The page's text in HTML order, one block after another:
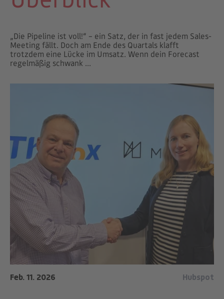
„Die Pipeline ist voll!“ – ein Satz, der in fast jedem Sales-
Meeting fällt. Doch am Ende des Quartals klafft
trotzdem eine Lücke im Umsatz. Wenn dein Forecast
regelmäßig schwank ...
Feb. 11. 2026 Hubspot